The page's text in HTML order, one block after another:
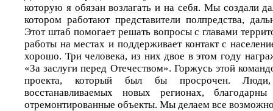
которую я обязан возлагать и на себя. Мы создали
котором работают представители полпредства,
Этот штаб помогает решать вопросы с главами
работы на местах и поддерживает контакт с
хорошо. Три человека, из них двое в этом году
«За заслуги перед Отечеством». Горжусь этой
проекта, который был бы просрочен.
восстанавливаемых новых регионах,
отремонтированные объекты. Мы делаем все